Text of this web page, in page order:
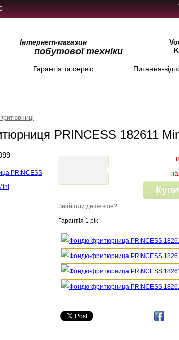
Інтернет-магазин
побутової техніки
Гарантія та сервіс Питання-
PRINCESS 182611
Знайшли дешевше?
Гарантія 1 рік